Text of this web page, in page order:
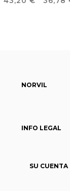
NORVIL
INFO LEGAL
SU CUENTA